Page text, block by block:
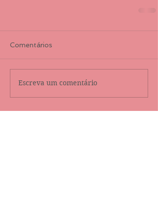
Comentários
Escreva um comentário